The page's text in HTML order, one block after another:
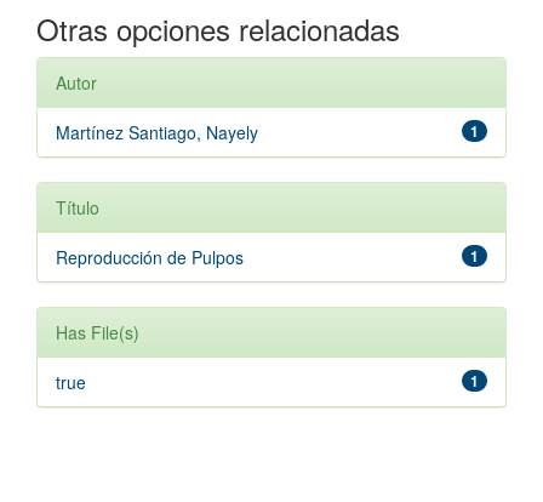
Otras opciones relacionadas
Autor
1
Martínez Santiago, Nayely
Título
1
Reproducción de Pulpos
Has File(s)
1
true